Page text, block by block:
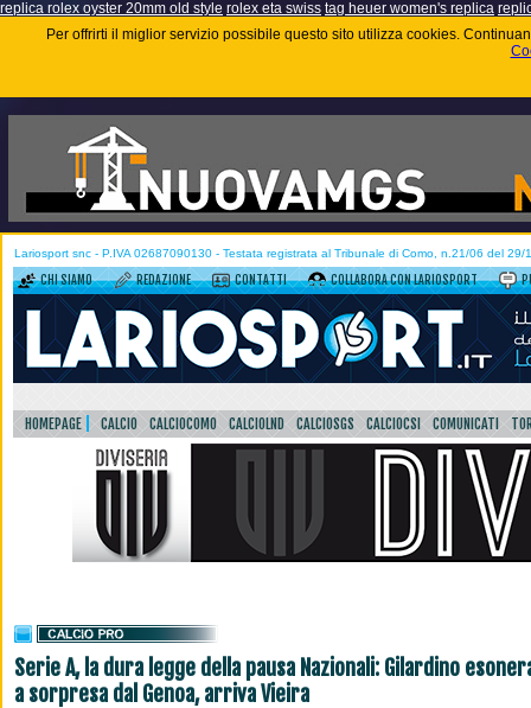
replica rolex oyster 20mm old style rolex eta swiss tag heuer women's replica
Per offrirti il miglior servizio possibile questo sito utilizza cookies.
Lariosport snc - P.IVA 02687090130 - Testata registrata al Tribunale di Como, n.21/06 del 29/
CHI SIAMO REDAZIONE CONTATTI COLLABORA CON LARIOSPORT
HOMEPAGE CALCIO CALCIOCOMO CALCIOLND CALCIOSGS CALCIOCSI COMUNICATI
Serie A, la dura legge della pausa Nazionali: Gilardino
a sorpresa dal Genoa, arriva Vieira